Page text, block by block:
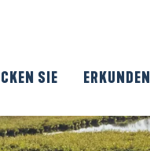
SIE ERKUNDEN